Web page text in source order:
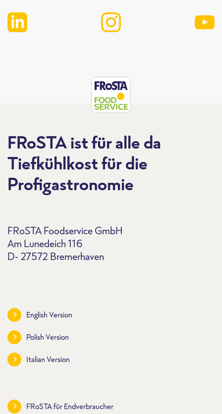
FRoSTA ist für alle da
Tiefkühlkost für die
Profigastronomie
FRoSTA Foodservice GmbH
Am Lunedeich 116
D- 27572 Bremerhaven
English Version
Polish Version
Italian Version
FRoSTA für Endverbraucher